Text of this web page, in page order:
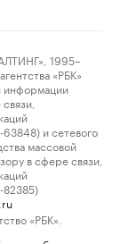
1995–
«РБК»
информации
и сетевого
массовой
в сфере связи,
«РБК».